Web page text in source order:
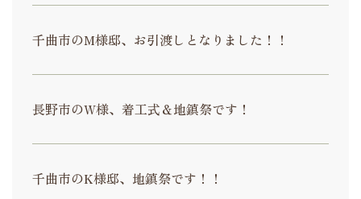
千曲市のM様邸、お引渡しとなりました！！
長野市のW様、着工式＆地鎮祭です！
千曲市のK様邸、地鎮祭です！！